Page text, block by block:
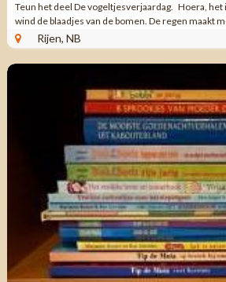
Teun het deel De vogeltjesverjaardag. Hoera,
wind de blaadjes van de bomen. De regen maakt
Fien ...Rijen, NB